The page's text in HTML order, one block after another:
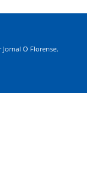
O Florense.